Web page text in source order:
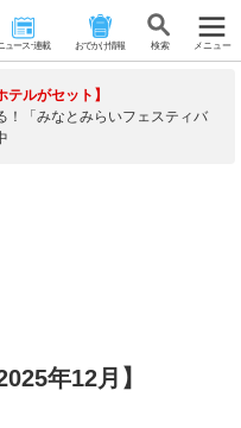
ュース･連載 おでかけ情報 検 索 メニュー
テルがセット】
！「みなとみらいフェスティバ
年12月】